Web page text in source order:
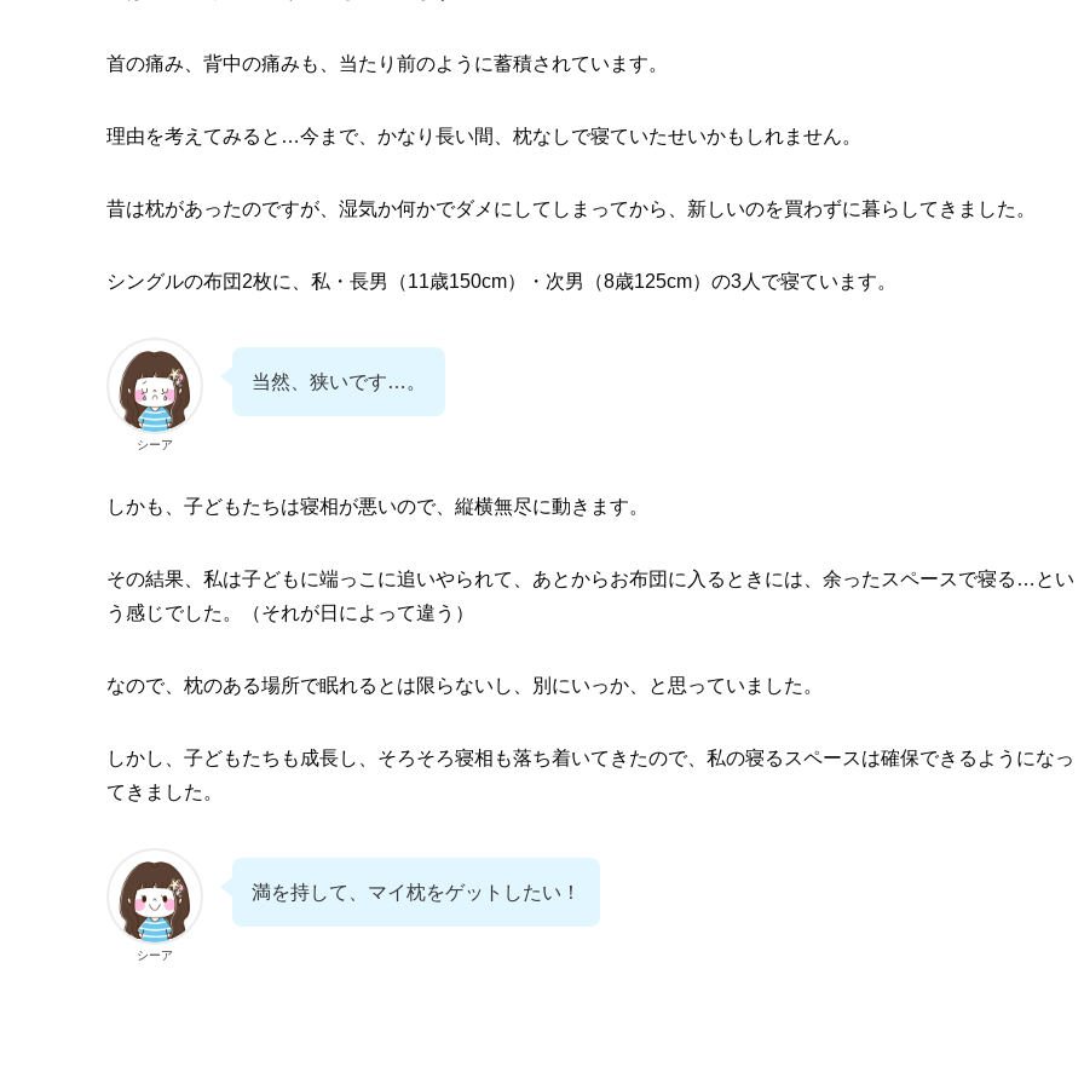
首の痛み、背中の痛みも、当たり前のように蓄積されています。
理由を考えてみると…今まで、かなり長い間、枕なしで寝ていたせいかもしれません。
昔は枕があったのですが、湿気か何かでダメにしてしまってから、新しいのを買わずに暮らしてきました。
シングルの布団2枚に、私・長男（11歳150cm）・次男（8歳125cm）の3人で寝ています。
シーア
当然、狭いです…。
しかも、子どもたちは寝相が悪いので、縦横無尽に動きます。
その結果、私は子どもに端っこに追いやられて、あとからお布団に入るときには、余ったスペースで寝る…とい
う感じでした。（それが日によって違う）
なので、枕のある場所で眠れるとは限らないし、別にいっか、と思っていました。
しかし、子どもたちも成長し、そろそろ寝相も落ち着いてきたので、私の寝るスペースは確保できるようになっ
てきました。
シーア
満を持して、マイ枕をゲットしたい！